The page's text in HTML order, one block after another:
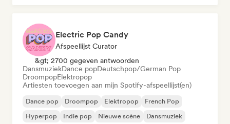
Electric Pop Candy
Afspeellijst Curator
&gt; 2700 gegeven antwoorden
DansmuziekDance popDeutschpop/German Pop
DroompopElektropop
Artiesten toevoegen aan mijn Spotify-afspeellijst(en)
Dance pop Droompop Elektropop
French Pop
Hyperpop
Indie pop Nieuwe scène Dansmuziek